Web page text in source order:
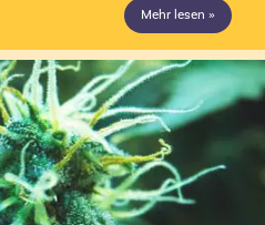
Mehr lesen »